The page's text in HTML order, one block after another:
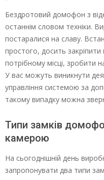
Бездротовий домофон з
останнім словом техніки.
постаралися на славу.
простого, досить
потрібному місці, зробити
У вас можуть виникнути
управління системою за
такому випадку можна
Типи замків
камерою
На сьогоднішній день
запропонувати два типи